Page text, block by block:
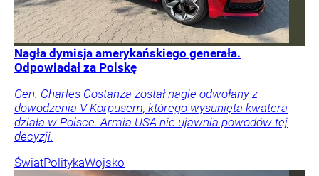
Nagła dymisja amerykańskiego generała.
Odpowiadał za Polskę
Gen. Charles Costanza został nagle odwołany z
dowodzenia V Korpusem, którego wysunięta kwatera
działa w Polsce. Armia USA nie ujawnia powodów tej
decyzji.
ŚwiatPolitykaWojsko